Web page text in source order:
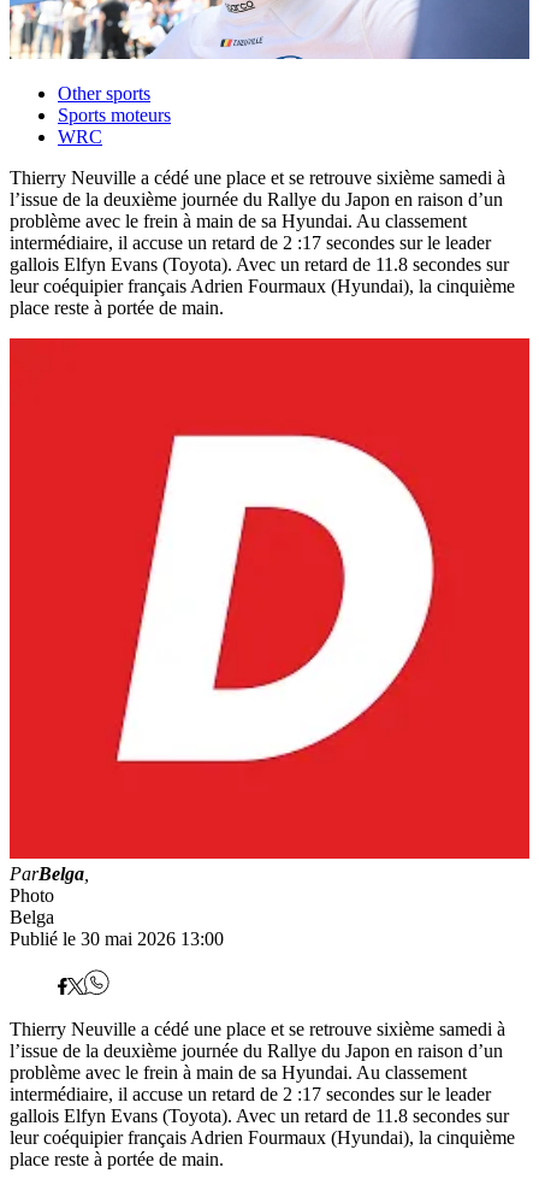
Other sports
Sports moteurs
WRC
Thierry Neuville a cédé une place et se retrouve sixième samedi à
l’issue de la deuxième journée du Rallye du Japon en raison d’un
problème avec le frein à main de sa Hyundai. Au classement
intermédiaire, il accuse un retard de 2 :17 secondes sur le leader
gallois Elfyn Evans (Toyota). Avec un retard de 11.8 secondes sur
leur coéquipier français Adrien Fourmaux (Hyundai), la cinquième
place reste à portée de main.
ParBelga
Photo
Belga
Publié le 30 mai 2026 13:00
Thierry Neuville a cédé une place et se retrouve sixième samedi à
l’issue de la deuxième journée du Rallye du Japon en raison d’un
problème avec le frein à main de sa Hyundai. Au classement
intermédiaire, il accuse un retard de 2 :17 secondes sur le leader
gallois Elfyn Evans (Toyota). Avec un retard de 11.8 secondes sur
leur coéquipier français Adrien Fourmaux (Hyundai), la cinquième
place reste à portée de main.